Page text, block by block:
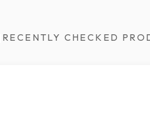
RECENTLY CHECKED